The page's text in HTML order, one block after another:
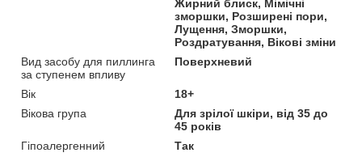
Жирний блиск, Мімічні
зморшки, Розширені пори,
Лущення, Зморшки,
Роздратування, Вікові зміни
Вид засобу для пиллинга
за ступенем впливу
Поверхневий
Вік
18+
Вікова група
Для зрілої шкіри, від 35 до
45 років
Гіпоалергенний
Так